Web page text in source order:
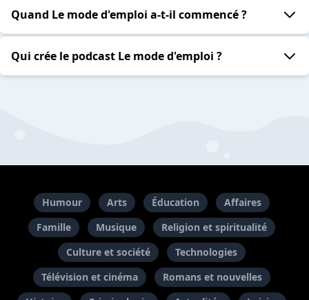
Quand Le mode d'emploi a-t-il commencé ?
Qui crée le podcast Le mode d'emploi ?
Humour Arts Éducation
Affaires
Famille
Musique
Religion et spiritualité
Culture et société
Technologies
Télévision et cinéma
Romans et nouvelles